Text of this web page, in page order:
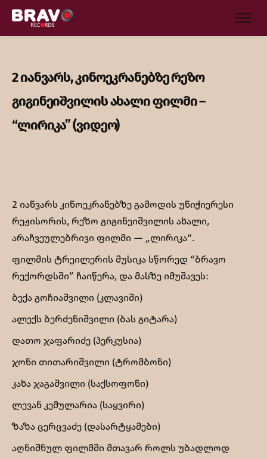
2 იანვარს, კინოეკრანებზე რეზო
გიგინეიშვილის ახალი ფილმი –
“ლირიკა” (ვიდეო)
2 იანვარს კინოეკრანებზე გამოდის უნიჭიერესი
რეჟისორის, რეზო გიგინეიშვილის ახალი,
არაჩვეულებრივი ფილმი — „ლირიკა“.
ფილმის ტრეილერის მუსიკა სწორედ “ბრავო
რექორდსში” ჩაიწერა, და მასზე იმუშავეს:
ბექა გოჩიაშვილი (კლავიში)
ალექს ბერძენიშვილი (ბას გიტარა)
დათო ჯაფარიძე (პერკუსია)
ჯონი თითარიშვილი (ტრომბონი)
კახა ჯაგაშვილი (საქსოფონი)
ლევან კემულარია (საყვირი)
ზაზა ცერცვაძე (დასარტყამები)
აღნიშნულ ფილმში მთავარ როლს უბადლოდ